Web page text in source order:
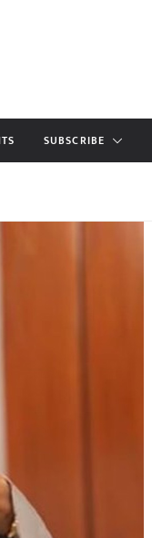
SUBSCRIBE